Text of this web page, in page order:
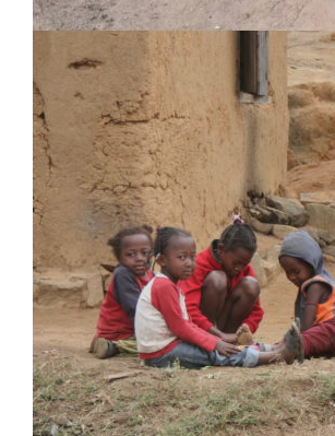
Une petite photo de groupe